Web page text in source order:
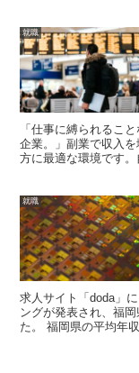
就職
「仕事に縛られるこ
企業。」副業で収入
方に最適な環境です
見つけ、副業のアイ
就職
求人サイト「doda」
ングが発表され、福
た。 福岡県の平均年